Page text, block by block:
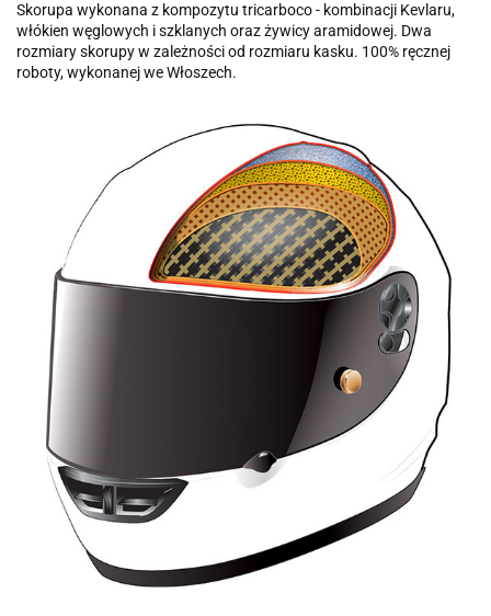
Skorupa wykonana z kompozytu tricarboco - kombinacji Kevlaru,
włókien węglowych i szklanych oraz żywicy aramidowej. Dwa
rozmiary skorupy w zależności od rozmiaru kasku. 100% ręcznej
roboty, wykonanej we Włoszech.